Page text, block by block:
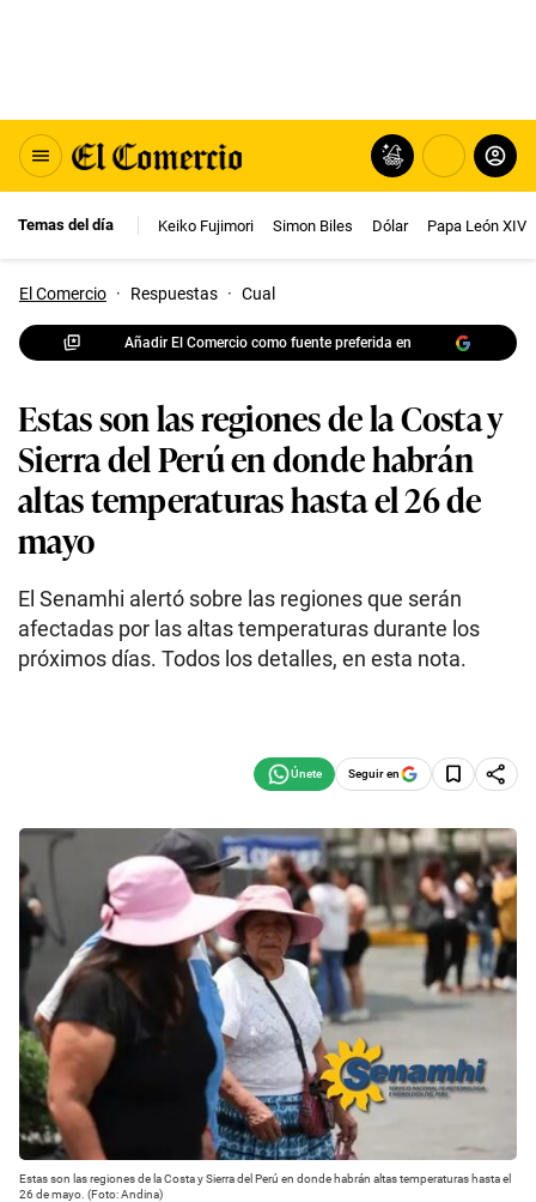
Temas del día Keiko Fujimori Simon Biles Dólar Papa León XIV
El Comercio · Respuestas · Cual
Añadir El Comercio como fuente preferida en
Estas son las regiones de la Costa y
Sierra del Perú en donde habrán
altas temperaturas hasta el 26 de
mayo
El Senamhi alertó sobre las regiones que serán
afectadas por las altas temperaturas durante los
próximos días. Todos los detalles, en esta nota.
Seguir en
Estas son las regiones de la Costa y Sierra del Perú en donde habrán altas temperaturas hasta el
26 de mayo. (Foto: Andina)